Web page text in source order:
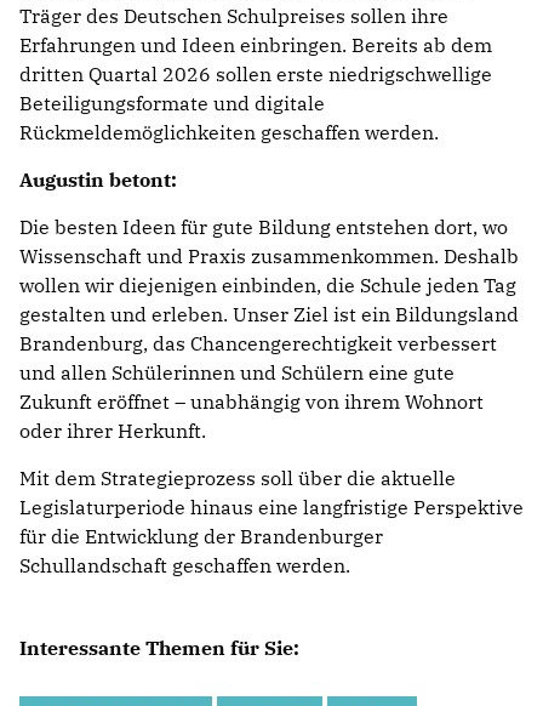
Träger des Deutschen Schulpreises sollen ihre
Erfahrungen und Ideen einbringen. Bereits ab dem
dritten Quartal 2026 sollen erste niedrigschwellige
Beteiligungsformate und digitale
Rückmeldemöglichkeiten geschaffen werden.
Augustin betont:
Die besten Ideen für gute Bildung entstehen dort, wo
Wissenschaft und Praxis zusammenkommen. Deshalb
wollen wir diejenigen einbinden, die Schule jeden Tag
gestalten und erleben. Unser Ziel ist ein Bildungsland
Brandenburg, das Chancengerechtigkeit verbessert
und allen Schülerinnen und Schülern eine gute
Zukunft eröffnet – unabhängig von ihrem Wohnort
oder ihrer Herkunft.
Mit dem Strategieprozess soll über die aktuelle
Legislaturperiode hinaus eine langfristige Perspektive
für die Entwicklung der Brandenburger
Schullandschaft geschaffen werden.
Interessante Themen für Sie: